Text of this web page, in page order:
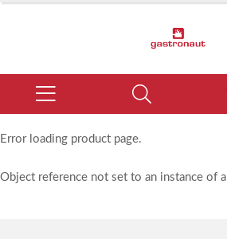
Error loading product page.
Object reference not set to an instance of